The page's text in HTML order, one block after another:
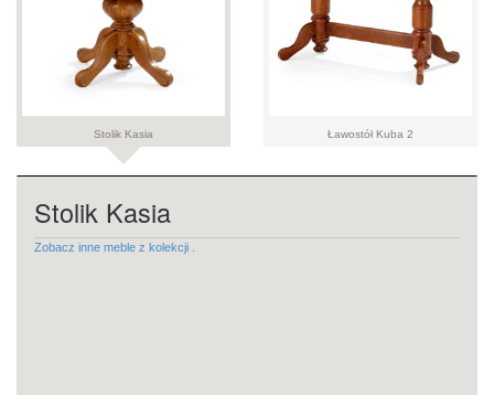
Stolik Kasia Ławostół Kuba 2
Stolik Kasia
Zobacz inne meble z kolekcji .